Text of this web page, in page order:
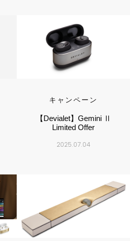
キャンペーン
【Devialet】Gemini Ⅱ
Limited Offer
2025.07.04